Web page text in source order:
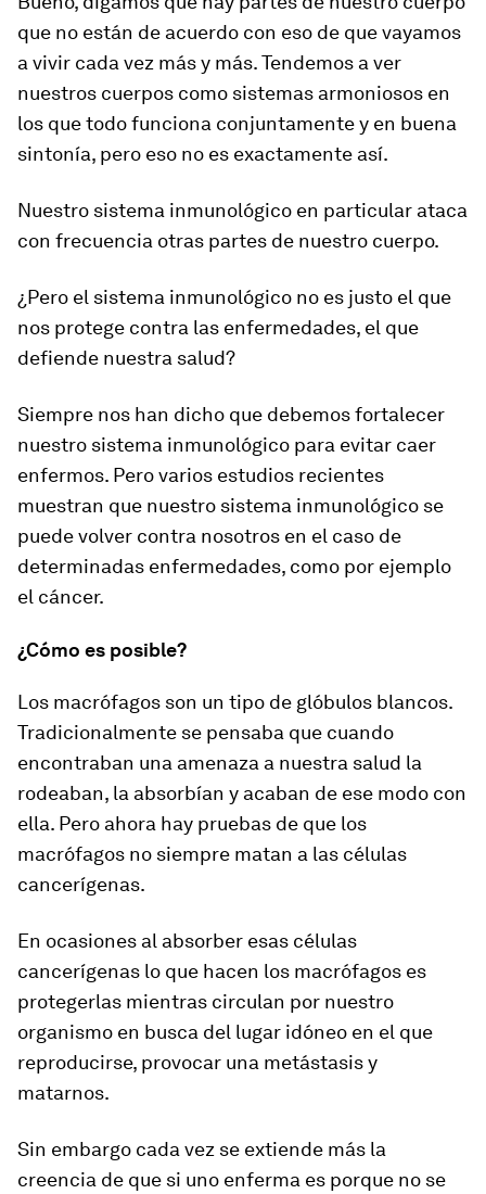
que no están de acuerdo con eso de que vayamos
a vivir cada vez más y más. Tendemos a ver
nuestros cuerpos como sistemas armoniosos en
los que todo funciona conjuntamente y en buena
sintonía, pero eso no es exactamente así.
Nuestro sistema inmunológico en particular ataca
con frecuencia otras partes de nuestro cuerpo.
¿Pero el sistema inmunológico no es justo el que
nos protege contra las enfermedades, el que
defiende nuestra salud?
Siempre nos han dicho que debemos fortalecer
nuestro sistema inmunológico para evitar caer
enfermos. Pero varios estudios recientes
muestran que nuestro sistema inmunológico se
puede volver contra nosotros en el caso de
determinadas enfermedades, como por ejemplo
el cáncer.
¿Cómo es posible?
Los macrófagos son un tipo de glóbulos blancos.
Tradicionalmente se pensaba que cuando
encontraban una amenaza a nuestra salud la
rodeaban, la absorbían y acaban de ese modo con
ella. Pero ahora hay pruebas de que los
macrófagos no siempre matan a las células
cancerígenas.
En ocasiones al absorber esas células
cancerígenas lo que hacen los macrófagos es
protegerlas mientras circulan por nuestro
organismo en busca del lugar idóneo en el que
reproducirse, provocar una metástasis y
matarnos.
Sin embargo cada vez se extiende más la
creencia de que si uno enferma es porque no se